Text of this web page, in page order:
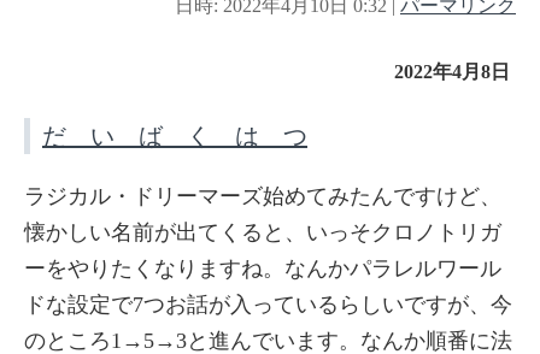
日時: 2022年4月10日 0:32 | パーマリンク
2022年4月8日
だ い ば く は つ
ラジカル・ドリーマーズ始めてみたんですけど、
懐かしい名前が出てくると、いっそクロノトリガ
ーをやりたくなりますね。なんかパラレルワール
ドな設定で7つお話が入っているらしいですが、今
のところ1→5→3と進んでいます。なんか順番に法